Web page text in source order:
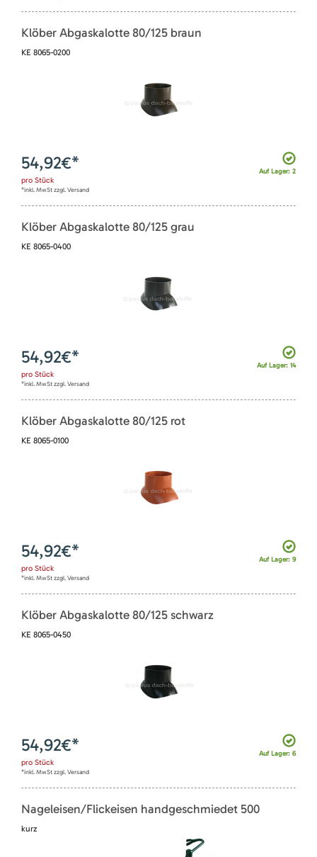
Klöber Abgaskalotte 80/125 braun
KE 8065-0200
Auf Lager: 2
54,92€*
pro Stück
*inkl. MwSt zzgl. Versand
Klöber Abgaskalotte 80/125 grau
KE 8065-0400
Auf Lager: 14
54,92€*
pro Stück
*inkl. MwSt zzgl. Versand
Klöber Abgaskalotte 80/125 rot
KE 8065-0100
Auf Lager: 9
54,92€*
pro Stück
*inkl. MwSt zzgl. Versand
Klöber Abgaskalotte 80/125 schwarz
KE 8065-0450
Auf Lager: 6
54,92€*
pro Stück
*inkl. MwSt zzgl. Versand
Nageleisen/Flickeisen handgeschmiedet 500
kurz